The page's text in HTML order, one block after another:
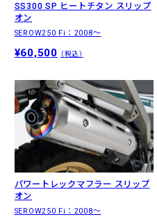
SS300 SP ヒートチタン スリップ
オン
SEROW250 Fi：2008〜
¥60,500 （税込）
パワートレックマフラー スリップ
オン
SEROW250 Fi：2008〜